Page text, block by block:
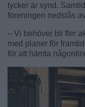
tycker är synd.
föreningen nedslås
– Vi behöver bli fler
med planer för
för att hämta